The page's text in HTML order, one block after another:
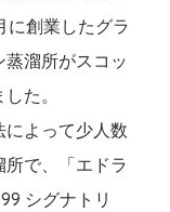
に創業したグラ
溜所がスコッ
た。
よって少人数
で、「エドラ
シグナトリ